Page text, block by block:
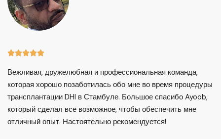

Вежливая, дружелюбная и профессиональная команда,
которая хорошо позаботилась обо мне во время процедуры
трансплантации DHI в Стамбуле. Большое спасибо Ayoob,
который сделал все возможное, чтобы обеспечить мне
отличный опыт. Настоятельно рекомендуется!